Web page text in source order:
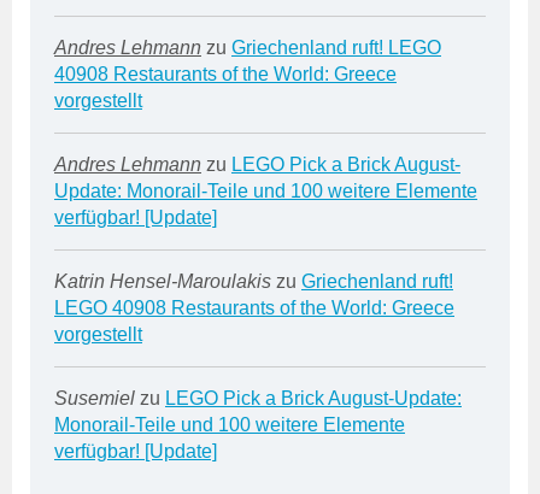
Andres Lehmann zu Griechenland ruft! LEGO
40908 Restaurants of the World: Greece
vorgestellt
Andres Lehmann zu LEGO Pick a Brick August-
Update: Monorail-Teile und 100 weitere Elemente
verfügbar! [Update]
Katrin Hensel-Maroulakis zu Griechenland ruft!
LEGO 40908 Restaurants of the World: Greece
vorgestellt
Susemiel zu LEGO Pick a Brick August-Update:
Monorail-Teile und 100 weitere Elemente
verfügbar! [Update]